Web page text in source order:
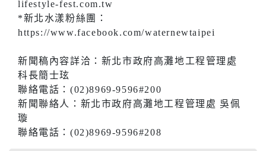
lifestyle-fest.com.tw
*新北水漾粉絲團：
https://www.facebook.com/waternewtaipei
新聞稿內容詳洽：新北市政府高灘地工程管理處
科長簡士玹
聯絡電話：(02)8969-9596#200
新聞聯絡人：新北市政府高灘地工程管理處 吳佩
璇
聯絡電話：(02)8969-9596#208